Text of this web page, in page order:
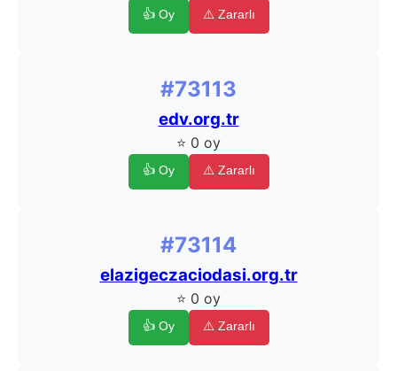
👍 Oy ⚠️ Zararlı
#73113
edv.org.tr
⭐ 0 oy
👍 Oy ⚠️ Zararlı
#73114
elazigeczaciodasi.org.tr
⭐ 0 oy
👍 Oy ⚠️ Zararlı